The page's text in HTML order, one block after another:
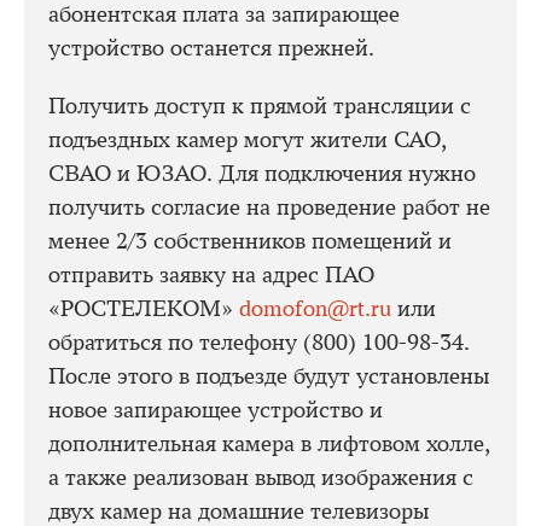
абонентская плата за запирающее
устройство останется прежней.
Получить доступ к прямой трансляции с
подъездных камер могут жители САО,
СВАО и ЮЗАО. Для подключения нужно
получить согласие на проведение работ не
менее 2/3 собственников помещений и
отправить заявку на адрес ПАО
«РОСТЕЛЕКОМ» domofon@rt.ru или
обратиться по телефону (800) 100-98-34.
После этого в подъезде будут установлены
новое запирающее устройство и
дополнительная камера в лифтовом холле,
а также реализован вывод изображения с
двух камер на домашние телевизоры